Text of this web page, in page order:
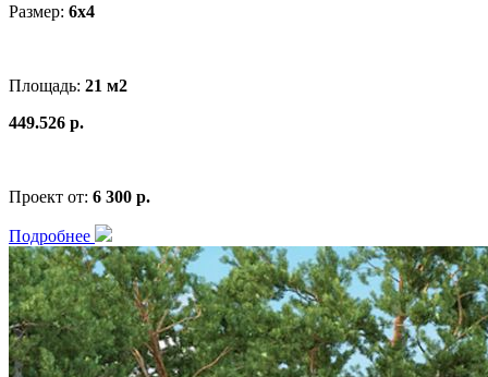
Размер: 6x4
Площадь: 21 м2
449.526 р.
Проект от: 6 300 р.
Подробнее